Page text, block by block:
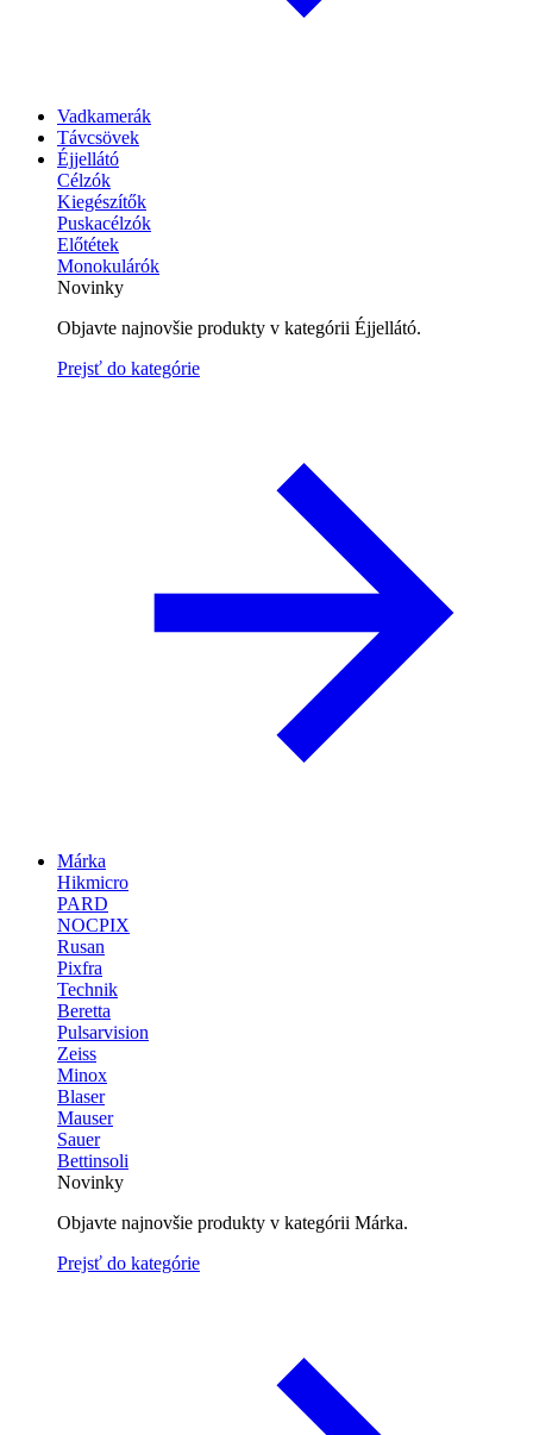
Vadkamerák
Távcsövek
Éjjellátó
Célzók
Kiegészítők
Puskacélzók
Előtétek
Monokulárók
Novinky
Objavte najnovšie produkty v kategórii Éjjellátó.
Prejsť do kategórie
Márka
Hikmicro
PARD
NOCPIX
Rusan
Pixfra
Technik
Beretta
Pulsarvision
Zeiss
Minox
Blaser
Mauser
Sauer
Bettinsoli
Novinky
Objavte najnovšie produkty v kategórii Márka.
Prejsť do kategórie